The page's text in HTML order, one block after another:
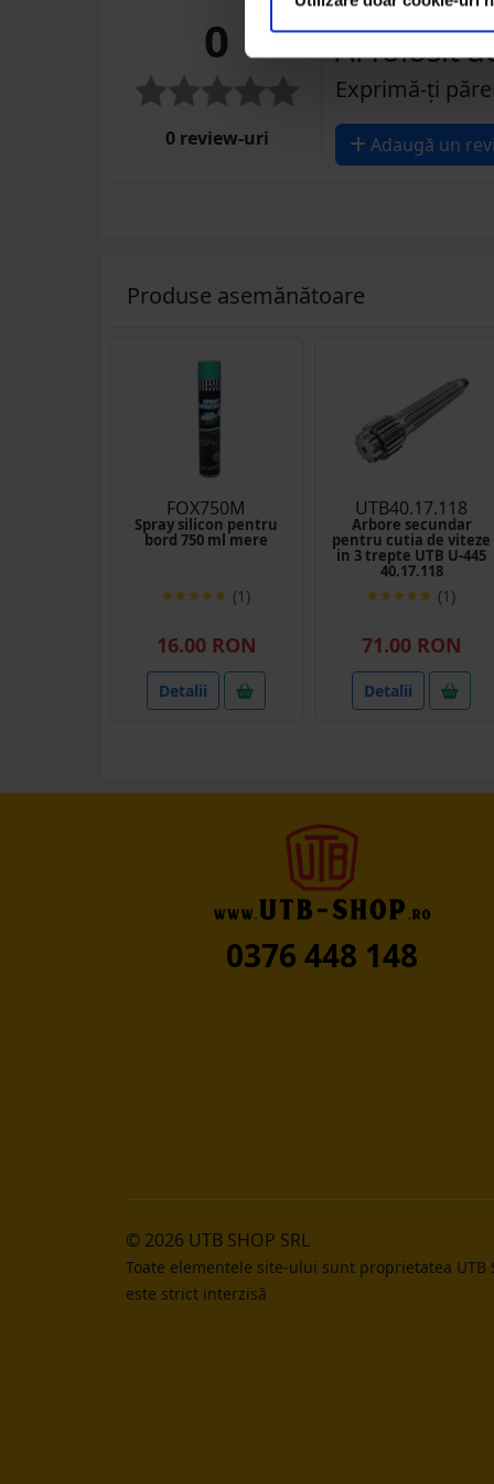
0
0 review-uri
Ai folosit
Exprimă-ți
Adaugă un
Produse asemănătoare
FOX750M
Spray silicon pentru
bord 750 ml mere
(1)
16.00 RON
Detalii
UTB40.17.118
Arbore secundar
pentru cutia de viteze
in 3 trepte UTB U-445
40.17.118
(1)
71.00 RON
Detalii
0376 448 148
© 2026 UTB SHOP SRL
Toate elementele site-ului sunt proprietatea UTB
este strict interzisă